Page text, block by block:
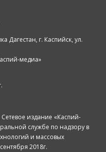
Дагестан, г. Каспийск, ул.
медиа»
издание «Каспий-
службе по надзору в
и массовых
2018г.